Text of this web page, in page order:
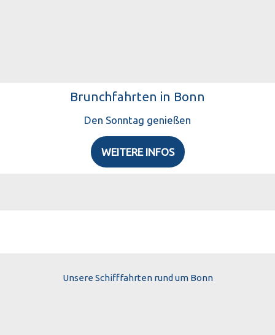
Brunchfahrten in Bonn
Den Sonntag genießen
WEITERE INFOS
Unsere Schifffahrten rund um Bonn